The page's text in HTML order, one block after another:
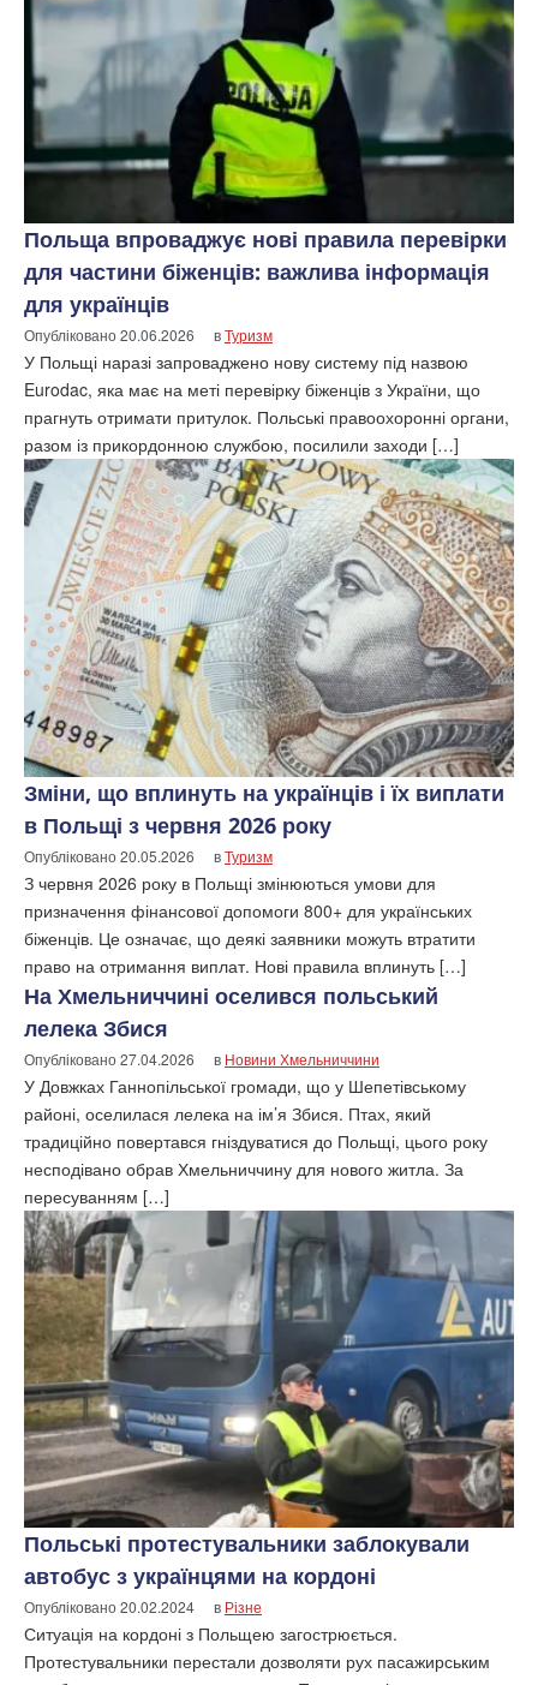
Польща впроваджує нові правила перевірки
для частини біженців: важлива інформація
для українців
Опубліковано20.06.2026 вТуризм
У Польщі наразі запроваджено нову систему під назвою
Eurodac, яка має на меті перевірку біженців з України, що
прагнуть отримати притулок. Польські правоохоронні органи,
разом із прикордонною службою, посилили заходи […]
Зміни, що вплинуть на українців і їх виплати
в Польщі з червня 2026 року
Опубліковано20.05.2026 вТуризм
З червня 2026 року в Польщі змінюються умови для
призначення фінансової допомоги 800+ для українських
біженців. Це означає, що деякі заявники можуть втратити
право на отримання виплат. Нові правила вплинуть […]
На Хмельниччині оселився польський
лелека Збися
Опубліковано27.04.2026 в Новини Хмельниччини
У Довжках Ганнопільської громади, що у Шепетівському
районі, оселилася лелека на ім’я Збися. Птах, який
традиційно повертався гніздуватися до Польщі, цього року
несподівано обрав Хмельниччину для нового житла. За
пересуванням […]
Польські протестувальники заблокували
автобус з українцями на кордоні
Опубліковано20.02.2024 в Різне
Ситуація на кордоні з Польщею загострюється.
Протестувальники перестали дозволяти рух пасажирським